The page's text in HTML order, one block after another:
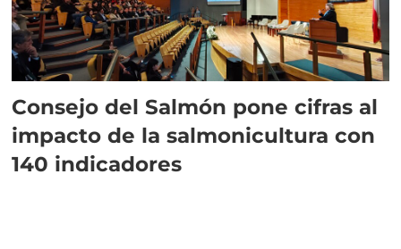
Consejo del Salmón pone cifras al
impacto de la salmonicultura con
140 indicadores